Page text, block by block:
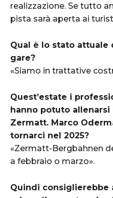
realizzazione. Se tutto
pista sarà aperta ai
Qual è lo stato
gare?
«Siamo in trattative
Quest’estate i
hanno potuto
Zermatt. Marco
tornarci nel 2025?
«Zermatt-Bergbahnen
a febbraio o marzo».
Quindi consiglierebbe